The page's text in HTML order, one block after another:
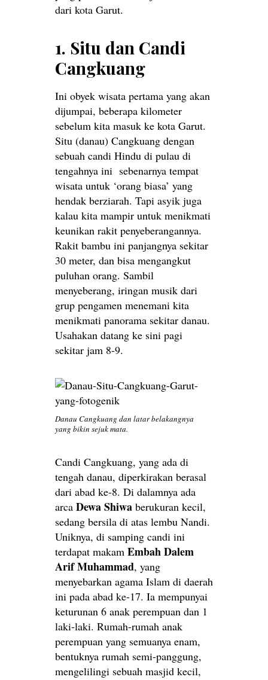
dari kota Garut.
1. Situ dan Candi
Cangkuang
Ini obyek wisata pertama yang akan
dijumpai, beberapa kilometer
sebelum kita masuk ke kota Garut.
Situ (danau) Cangkuang dengan
sebuah candi Hindu di pulau di
tengahnya ini sebenarnya tempat
wisata untuk ‘orang biasa’ yang
hendak berziarah. Tapi asyik juga
kalau kita mampir untuk menikmati
keunikan rakit penyeberangannya.
Rakit bambu ini panjangnya sekitar
30 meter, dan bisa mengangkut
puluhan orang. Sambil
menyeberang, iringan musik dari
grup pengamen menemani kita
menikmati panorama sekitar danau.
Usahakan datang ke sini pagi
sekitar jam 8-9.
Danau Cangkuang dan latar belakangnya
yang bikin sejuk mata.
Candi Cangkuang, yang ada di
tengah danau, diperkirakan berasal
dari abad ke-8. Di dalamnya ada
arca Dewa Shiwa berukuran kecil,
sedang bersila di atas lembu Nandi.
Uniknya, di samping candi ini
terdapat makam Embah Dalem
Arif Muhammad, yang
menyebarkan agama Islam di daerah
ini pada abad ke-17. Ia mempunyai
keturunan 6 anak perempuan dan 1
laki-laki. Rumah-rumah anak
perempuan yang semuanya enam,
bentuknya rumah semi-panggung,
mengelilingi sebuah masjid kecil,